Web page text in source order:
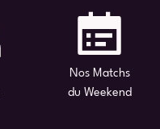
Nos Matchs
du Weekend